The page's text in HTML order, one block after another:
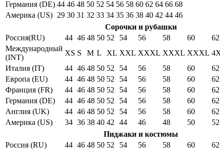
Германия (DE) 44 46 48 50 52 54 56 58 60 62 64 66 68
Америка (US) 29 30 31 32 33 34 35 36 38 40 42 44 46
Сорочки и рубашки
Россия(RU)
44 46 48 50 52 54 56 58 60
62
Международный
(INT)
XS S M L XL XXL XXXL XXXL XXXL
Италия (IT)
44 46 48 50 52 54 56 58 60
62
Европа (EU)
44 46 48 50 52 54 56 58 60
62
Франция (FR)
44 46 48 50 52 54 56 58 60
62
Германия (DE)
44 46 48 50 52 54 56 58 60
62
Англия (UK)
44 46 48 50 52 54 56 58 60
62
Америка (US)
34 36 38 40 42 44 46 48 50
52
Пиджаки и костюмы
Россия (RU)
44 46 48 50 52 54 56 58 60
62